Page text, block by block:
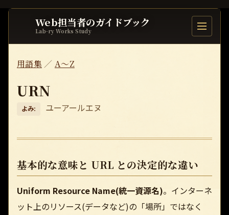
Web担当者のガイドブック
Lab-ry Works Study 目次を開
用語集／ A〜Z
URN
よみ: ユーアールエヌ
基本的な意味と URL との決定的な違い
Uniform Resource Name(統一資源名)。インターネ
ット上のリソース(データなど)の「場所」ではなく